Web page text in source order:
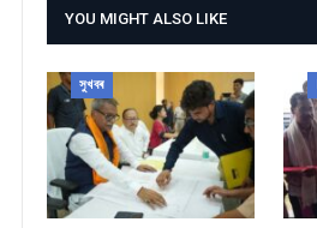
YOU MIGHT ALSO LIKE
সুখবৰ